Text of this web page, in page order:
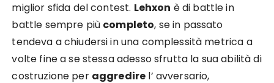
miglior sfida del contest. Lehxon è di battle in
battle sempre più completo, se in passato
tendeva a chiudersi in una complessità metrica a
volte fine a se stessa adesso sfrutta la sua abilità di
costruzione per aggredire l’ avversario,